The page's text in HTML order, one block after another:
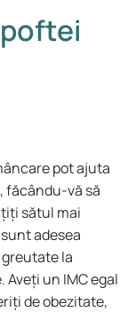
pot ajuta
făcându-vă să
sătul mai
adesea
la
un IMC egal
de obezitate,